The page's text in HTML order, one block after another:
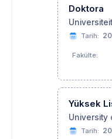
Doktora
Tarih:
Fakülte:
Yüksek
University
Tarih: